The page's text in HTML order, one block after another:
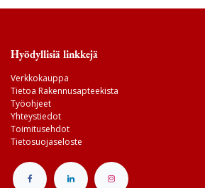
Hyödyllisiä linkkejä
Verkkokauppa
Tietoa Rakennusapteekista
Työohjeet
Yhteystiedot
Toimitusehdot
Tietosuojaseloste